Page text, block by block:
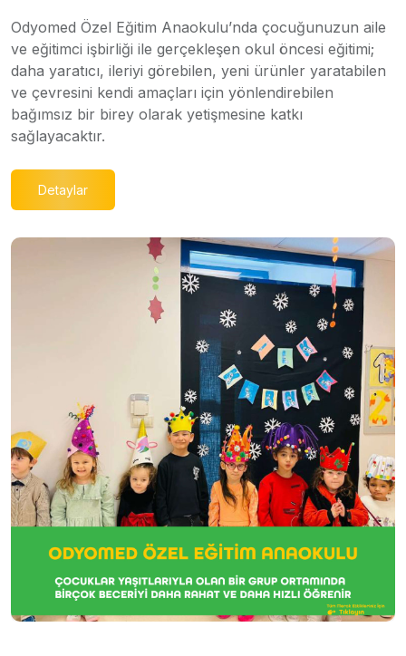
Odyomed Özel Eğitim Anaokulu’nda çocuğunuzun aile
ve eğitimci işbirliği ile gerçekleşen okul öncesi eğitimi;
daha yaratıcı, ileriyi görebilen, yeni ürünler yaratabilen
ve çevresini kendi amaçları için yönlendirebilen
bağımsız bir birey olarak yetişmesine katkı
sağlayacaktır.
Detaylar